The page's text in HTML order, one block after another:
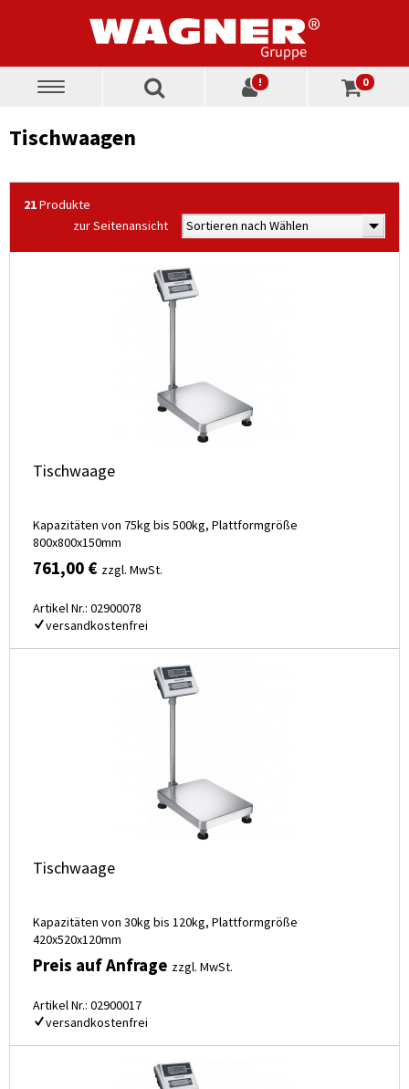
Toggle
! 0
Tischwaagen
21Produkte
Sortieren nach Wählen
zur Seitenansicht
Tischwaage
Kapazitäten von 75kg bis 500kg, Plattformgröße
800x800x150mm
761,00 € zzgl. MwSt.
Artikel Nr.: 02900078
versandkostenfrei
Tischwaage
Kapazitäten von 30kg bis 120kg, Plattformgröße
420x520x120mm
Preis auf Anfrage zzgl. MwSt.
Artikel Nr.: 02900017
versandkostenfrei